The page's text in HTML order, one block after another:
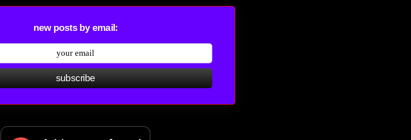
new posts by email:
subscribe